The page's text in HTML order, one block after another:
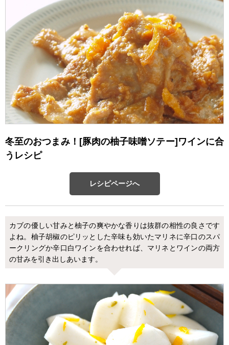
冬至のおつまみ！[豚肉の柚子味噌ソテー]ワインに合
うレシピ
レシピページへ
カブの優しい甘みと柚子の爽やかな香りは抜群の相性の良さです
よね。柚子胡椒のピリッとした辛味も効いたマリネに辛口のスパ
ークリングか辛口白ワインを合わせれば、マリネとワインの両方
の甘みを引き出しあいます。